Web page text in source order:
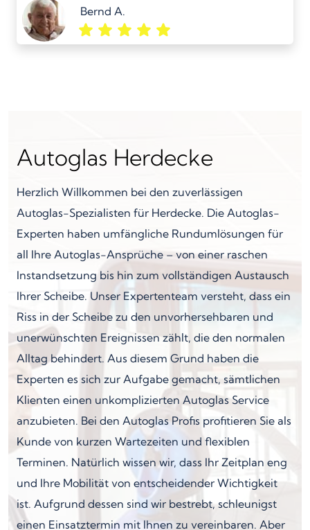
Bernd A.
Autoglas Herdecke
Herzlich Willkommen bei den zuverlässigen
Autoglas-Spezialisten für Herdecke. Die Autoglas-
Experten haben umfängliche Rundumlösungen für
all Ihre Autoglas-Ansprüche – von einer raschen
Instandsetzung bis hin zum vollständigen Austausch
Ihrer Scheibe. Unser Expertenteam versteht, dass ein
Riss in der Scheibe zu den unvorhersehbaren und
unerwünschten Ereignissen zählt, die den normalen
Alltag behindert. Aus diesem Grund haben die
Experten es sich zur Aufgabe gemacht, sämtlichen
Klienten einen unkomplizierten Autoglas Service
anzubieten. Bei den Autoglas Profis profitieren Sie als
Kunde von kurzen Wartezeiten und flexiblen
Terminen. Natürlich wissen wir, dass Ihr Zeitplan eng
und Ihre Mobilität von entscheidender Wichtigkeit
ist. Aufgrund dessen sind wir bestrebt, schleunigst
einen Einsatztermin mit Ihnen zu vereinbaren. Aber